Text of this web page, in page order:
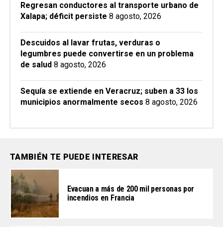
Regresan conductores al transporte urbano de
Xalapa; déficit persiste 8 agosto, 2026
Descuidos al lavar frutas, verduras o
legumbres puede convertirse en un problema
de salud 8 agosto, 2026
Sequía se extiende en Veracruz; suben a 33 los
municipios anormalmente secos 8 agosto, 2026
TAMBIÉN TE PUEDE INTERESAR
Evacuan a más de 200 mil personas por
incendios en Francia